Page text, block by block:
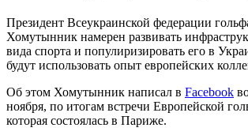
Президент Всеукраинской федерации
Хомутынник намерен развивать
вида спорта и популиризировать его в
будут использовать опыт европейских
Об этом Хомутынник написал в Facebook
ноября, по итогам встречи Европейской
которая состоялась в Париже.